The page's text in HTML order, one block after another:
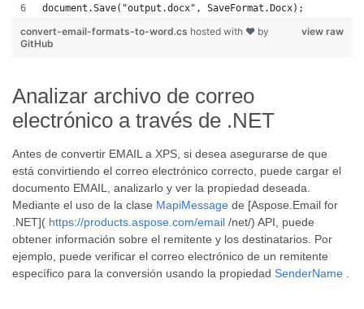
document.Save("output.docx", SaveFormat.Docx);
view raw
convert-email-formats-to-word.cs hosted with ❤ by
GitHub
Analizar archivo de correo
electrónico a través de .NET
Antes de convertir EMAIL a XPS, si desea asegurarse de que
está convirtiendo el correo electrónico correcto, puede cargar el
documento EMAIL, analizarlo y ver la propiedad deseada.
Mediante el uso de la clase MapiMessage de [Aspose.Email for
.NET]( https://products.aspose.com/email /net/) API, puede
obtener información sobre el remitente y los destinatarios. Por
ejemplo, puede verificar el correo electrónico de un remitente
específico para la conversión usando la propiedad SenderName